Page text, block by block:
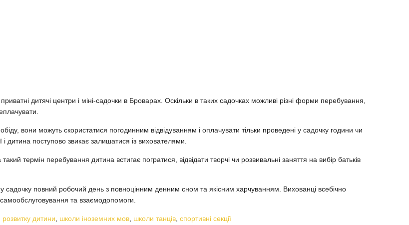
дитячі центри і міні-садочки в Броварах. Оскільки в таких садочках можливі різні форми перебування,
вони можуть скористатися погодинним відвідуванням і оплачувати тільки проведені у садочку години чи
дитина поступово звикає залишатися із вихователями.
термін перебування дитина встигає погратися, відвідати творчі чи розвивальні заняття на вибір батьків
повний робочий день з повноцінним денним сном та якісним харчуванням. Вихованці всебічно
та взаємодопомоги.
розвитку дитини школи іноземних мов школи танців спортивні секції